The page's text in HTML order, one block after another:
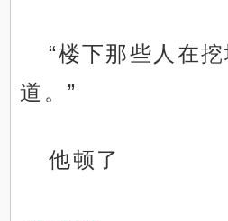
“楼下那些人在
道。”
他顿了